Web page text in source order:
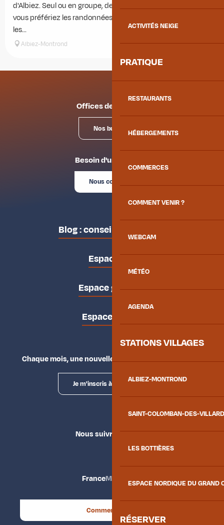
ACTIVITÉS NEIGE
PRATIQUE
RESTAURANTS
HÉBERGEMENTS
COMMERCES
COMMENT VENIR ?
WEBCAM
MÉTÉO
AGENDA
STATIONS VILLAGES
ALBIEZ-MONTROND
SAINT-COLOMBAN-DES-
LES BOTTIÈRES
ESPACE NORDIQUE DU GRAND
RÉSERVER
d'Albiez. Seul ou en groupe, de un à plusieurs jours, que
vous préfériez les randonnées à thème (faune, flore) ou
les...
Albiez-Montrond
Offices de tourisme
Nos bureaux
Besoin d'un conseil ?
Nous contacter
Blog : conseils des locaux
Espace pro
Espace groupes
Espace presse
Chaque mois, une nouvelle façon d'explorer la vallée.
Je m'inscris à la newsletter
Nous suivre
FranceMaurienne
Comment venir ?